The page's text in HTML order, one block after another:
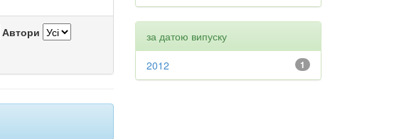
Автори за датою випуску
1
2012